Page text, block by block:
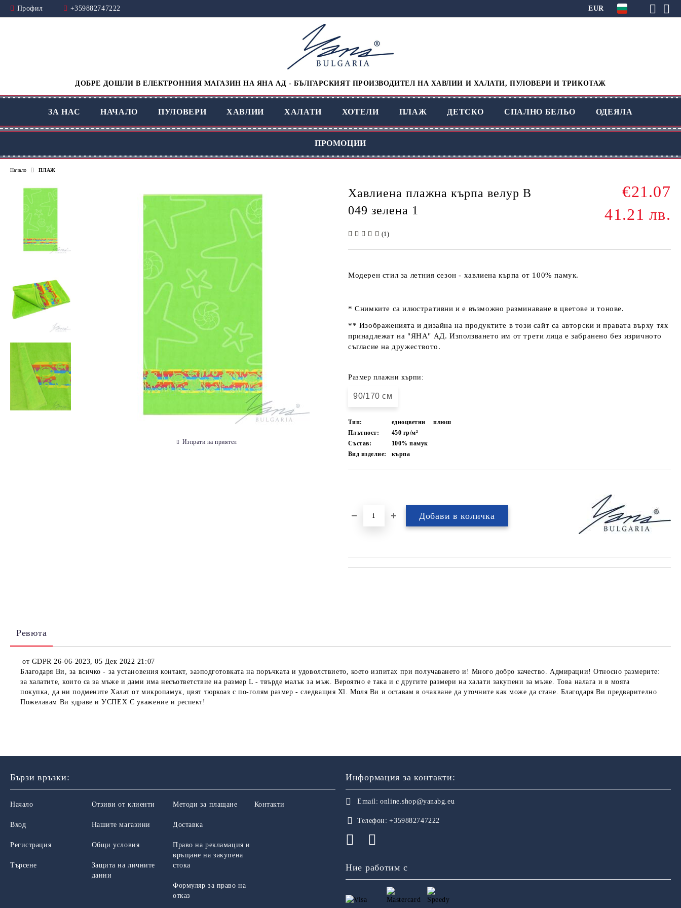
Профил +359882747222 EUR
ДОБРЕ ДОШЛИ В ЕЛЕКТРОННИЯ МАГАЗИН НА ЯНА АД - БЪЛГАРСКИЯТ ПРОИЗВОДИТЕЛ НА ХАВЛИИ И ХАЛАТИ, ПУЛОВЕРИ И ТРИКОТАЖ
ЗА НАС НАЧАЛО ПУЛОВЕРИ ХАВЛИИ ХАЛАТИ ХОТЕЛИ ПЛАЖ ДЕТСКО СПАЛНО БЕЛЬО ОДЕЯЛА
ПРОМОЦИИ
Начало ПЛАЖ
Хавлиена плажна кърпа велур B
049 зелена 1
€21.07
41.21 лв.
(1)
Модерен стил за летния сезон - хавлиена кърпа от 100% памук.
* Снимките са илюстративни и е възможно разминаване в цветове и тонове.
** Изображенията и дизайна на продуктите в този сайт са авторски и правата върху тях
принадлежат на "ЯНА" АД. Използването им от трети лица е забранено без изричното
съгласие на дружеството.
Размер плажни кърпи:
90/170 cм
Тип: едноцветни
плюш
Плътност:
450 гр/м²
Състав:
100% памук
Вид изделие:
кърпа
Изпрати на приятел
Ревюта
от GDPR 26-06-2023,05 Дек 2022 21:07
Благодаря Ви, за всичко - за установения контакт, заэподготовката на поръчката и удоволствието, което изпитах при получаването и! Много добро качество. Адмирации! Относно размерите:
за халатите, които са за мъже и дами има несъответствие на размер L - твърде малък за мъж. Вероятно е така и с другите размери на халати закупени за мъже. Това налага и в моята
покупка, да ни подмените Халат от микропамук, цвят тюркоаз с по-голям размер - следващия Xl. Моля Ви и оставам в очакване да уточните как може да стане. Благодаря Ви предварително
Пожелавам Ви здраве и УСПЕХ С уважение и респект!
Бързи връзки:
Начало
Вход
Регистрация
Търсене
Отзиви от клиенти
Нашите магазини
Общи условия
Защита на личните
данни
Методи за плащане
Доставка
Право на рекламация и
връщане на закупена
стока
Формуляр за право на
отказ
Контакти
Информация за контакти:
Email: online.shop@yanabg.eu
Телефон: +359882747222
Ние работим с